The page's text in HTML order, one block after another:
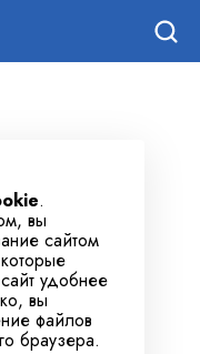
.
вы
сайтом
удобнее
вы
файлов
браузера.